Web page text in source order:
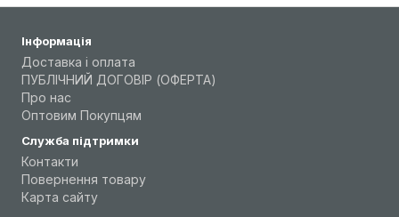
Інформація
Доставка і оплата
ПУБЛІЧНИЙ ДОГОВІР (ОФЕРТА)
Про нас
Оптовим Покупцям
Служба підтримки
Контакти
Повернення товару
Карта сайту